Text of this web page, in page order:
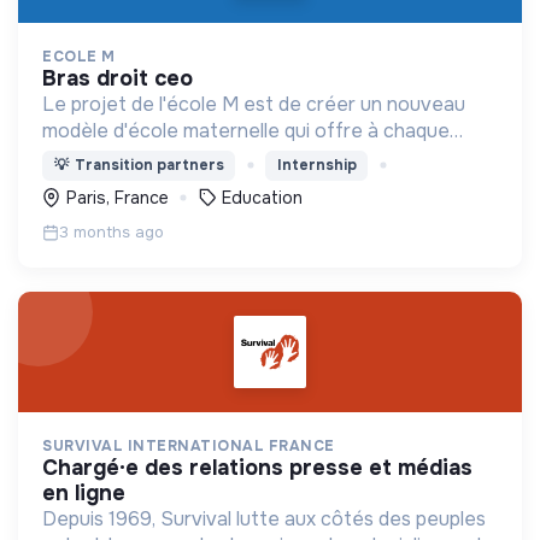
ECOLE M
bras droit ceo
Le projet de l'école M est de créer un nouveau
modèle d'école maternelle qui offre à chaque
enfant une éducation personnalisée et qui
contribue à la réduction des inégalités scolaires.
💡 Transition partners Internship
Paris, France Education
3 months ago
SURVIVAL INTERNATIONAL FRANCE
chargé·e des relations presse et médias
en ligne
Depuis 1969, Survival lutte aux côtés des peuples